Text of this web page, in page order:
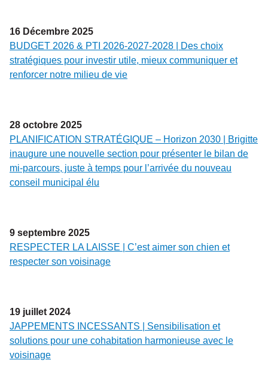
16 Décembre 2025
BUDGET 2026 & PTI 2026-2027-2028 | Des choix
stratégiques pour investir utile, mieux communiquer et
renforcer notre milieu de vie
28 octobre 2025
PLANIFICATION STRATÉGIQUE – Horizon 2030 | Brigitte
inaugure une nouvelle section pour présenter le bilan de
mi-parcours, juste à temps pour l’arrivée du nouveau
conseil municipal élu
9 septembre 2025
RESPECTER LA LAISSE | C’est aimer son chien et
respecter son voisinage
19 juillet 2024
JAPPEMENTS INCESSANTS | Sensibilisation et
solutions pour une cohabitation harmonieuse avec le
voisinage